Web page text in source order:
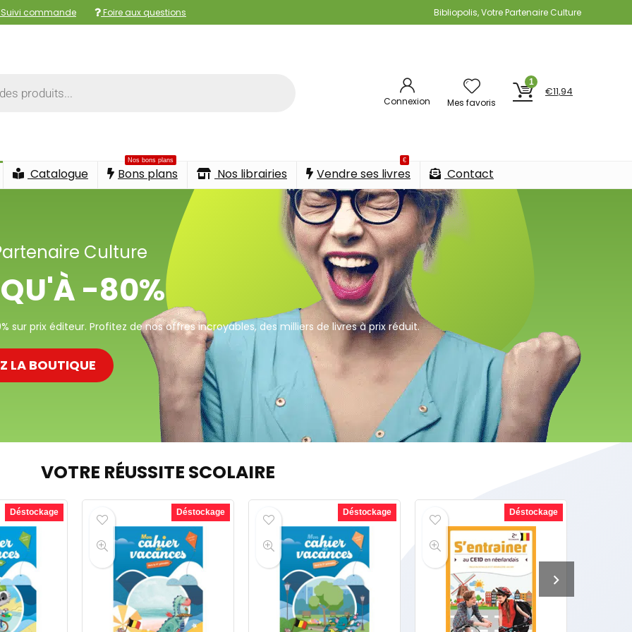
Suivi commande Foire aux questions Bibliopolis, Votre Partenaire Culture
Connexion Mes favoris
1
€11,94
Catalogue
Nos bons plans
Bons plans Nos librairies
€
Vendre ses livres Contact
Culture
-80%
sur prix éditeur. Profitez de nos offres incroyables, des milliers de livres à prix réduit.
LA BOUTIQUE
VOTRE RÉUSSITE SCOLAIRE
Déstockage Déstockage Déstockage Déstockage